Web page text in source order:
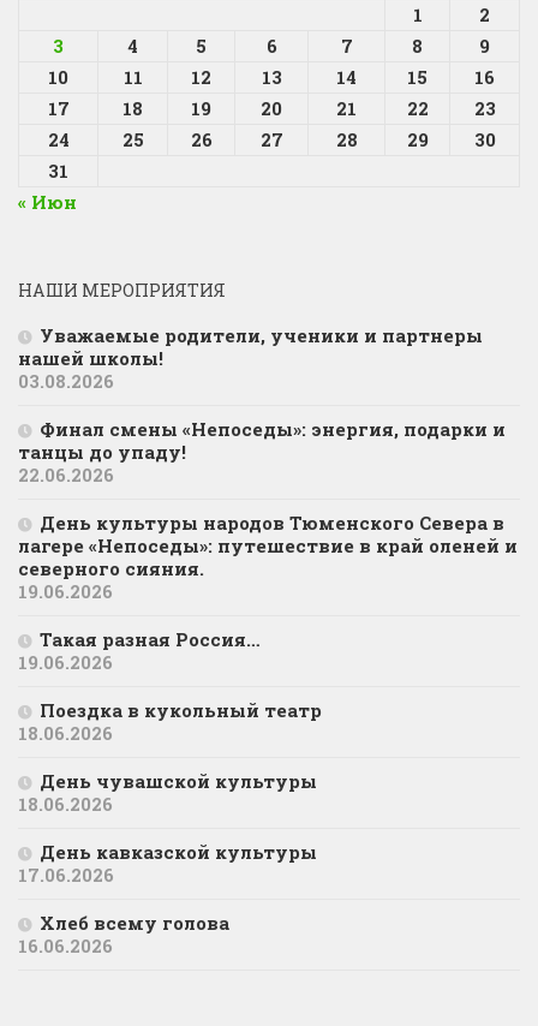
1
2
3
4 5 6 7 8
9
10
11 12 13 14 15
16
17
18 19 20 21 22
23
24
25 26 27 28 29
30
31
« Июн
НАШИ МЕРОПРИЯТИЯ
Уважаемые родители, ученики и партнеры
нашей школы!
03.08.2026
Финал смены «Непоседы»: энергия, подарки и
танцы до упаду!
22.06.2026
День культуры народов Тюменского Севера в
лагере «Непоседы»: путешествие в край оленей и
северного сияния.
19.06.2026
Такая разная Россия…
19.06.2026
Поездка в кукольный театр
18.06.2026
День чувашской культуры
18.06.2026
День кавказской культуры
17.06.2026
Хлеб всему голова
16.06.2026